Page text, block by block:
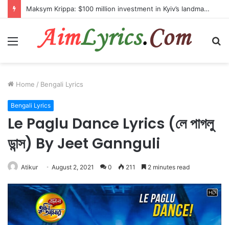
Maksym Krippa: $100 million investment in Kyiv’s landmark properties
Menu
Home / Bengali Lyrics
Bengali Lyrics
Le Paglu Dance Lyrics (লে পাগলু
ডান্স) By Jeet Gannguli
Atikur August 2, 2021 0 211 2 minutes read